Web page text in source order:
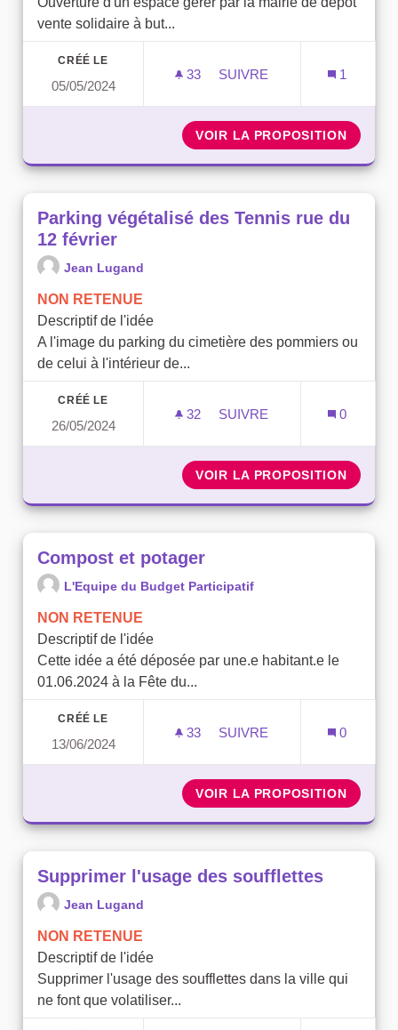
vente solidaire à but...
CRÉÉ LE
05/05/2024
33 33 ABONNÉS
SUIVRE
1
VOIR LA PROPOSITION
Parking végétalisé des Tennis rue du
12 février
Jean Lugand
NON RETENUE
Descriptif de l'idée
A l'image du parking du cimetière des pommiers ou
de celui à l'intérieur de...
CRÉÉ LE
26/05/2024
32 32 ABONNÉS
SUIVRE
0
VOIR LA PROPOSITION
Compost et potager
L'Equipe du Budget Participatif
NON RETENUE
Descriptif de l'idée
Cette idée a été déposée par une.e habitant.e le
01.06.2024 à la Fête du...
CRÉÉ LE
13/06/2024
33 33 ABONNÉS
SUIVRE
0
VOIR LA PROPOSITION
Supprimer l'usage des soufflettes
Jean Lugand
NON RETENUE
Descriptif de l'idée
Supprimer l'usage des soufflettes dans la ville qui
ne font que volatiliser...